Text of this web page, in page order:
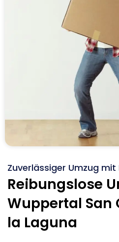
Zuverlässiger Umzug mit
Reibungslose
Wuppertal San
la Laguna